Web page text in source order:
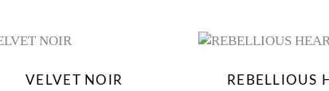
VELVET NOIR
REBELLIOUS